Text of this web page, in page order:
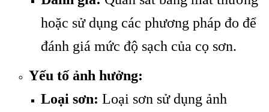
hoặc sử dụng các phương pháp đo để
đánh giá mức độ sạch của cọ sơn.
Yếu tố ảnh hưởng:
Loại sơn: Loại sơn sử dụng ảnh